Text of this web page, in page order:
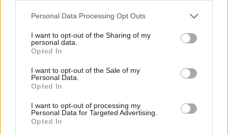
Personal Data Processing Opt Outs
I want to opt-out of the Sharing of my
personal data.
Opted In
I want to opt-out of the Sale of my
Personal Data.
Opted In
I want to opt-out of processing my
Personal Data for Targeted Advertising.
Opted In